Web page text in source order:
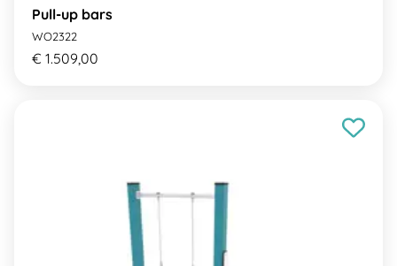
Pull-up bars
WO2322
€ 1.509,00